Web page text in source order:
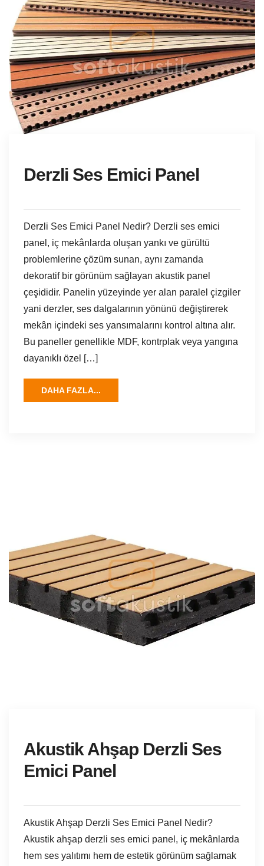
Derzli Ses Emici Panel
Derzli Ses Emici Panel Nedir? Derzli ses emici
panel, iç mekânlarda oluşan yankı ve gürültü
problemlerine çözüm sunan, aynı zamanda
dekoratif bir görünüm sağlayan akustik panel
çeşididir. Panelin yüzeyinde yer alan paralel çizgiler
yani derzler, ses dalgalarının yönünü değiştirerek
mekân içindeki ses yansımalarını kontrol altına alır.
Bu paneller genellikle MDF, kontrplak veya yangına
dayanıklı özel […]
DAHA FAZLA...
Akustik Ahşap Derzli Ses
Emici Panel
Akustik Ahşap Derzli Ses Emici Panel Nedir?
Akustik ahşap derzli ses emici panel, iç mekânlarda
hem ses yalıtımı hem de estetik görünüm sağlamak